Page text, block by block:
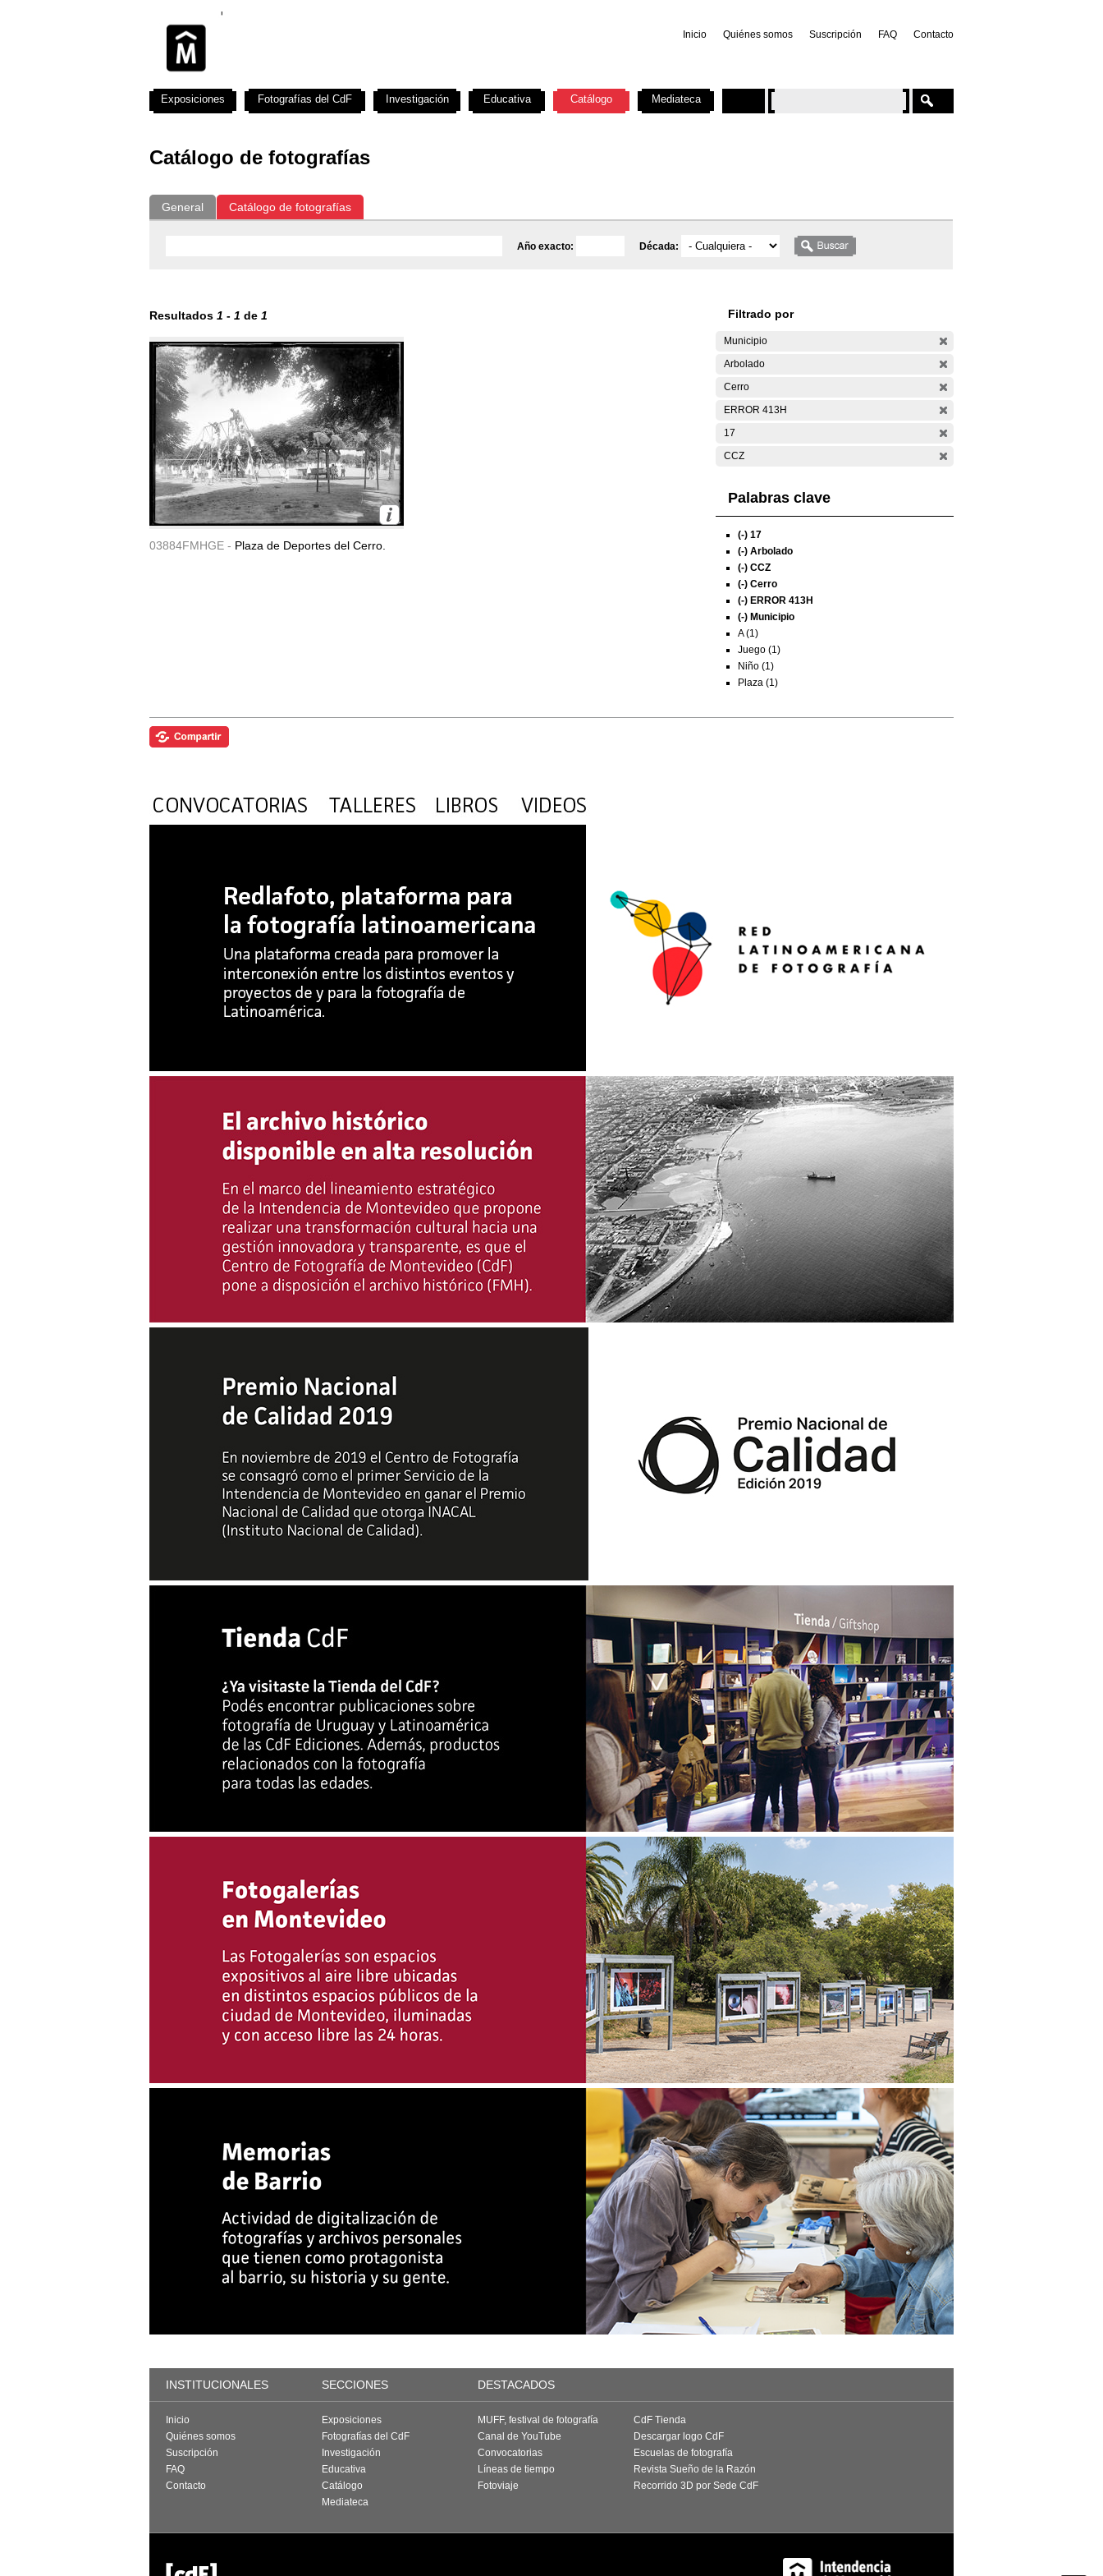
Inicio Quiénes somos Suscripción FAQ Contacto
Catálogo de fotografías
General Catálogo de fotografías
Año exacto: Década:
Resultados 1 - 1 de 1
03884FMHGE - Plaza de Deportes del Cerro.
Filtrado por
Municipio
Arbolado
Cerro
ERROR 413H
17
CCZ
Palabras clave
(-) 17
(-) Arbolado
(-) CCZ
(-) Cerro
(-) ERROR 413H
(-) Municipio
A (1)
Juego (1)
Niño (1)
Plaza (1)
Exposiciones Fotografías del CdF Investigación Educativa Catálogo Mediateca
INSTITUCIONALES SECCIONES DESTACADOS
Inicio
Quiénes somos
Suscripción
FAQ
Contacto
Exposiciones
Fotografías del CdF
Investigación
Educativa
Catálogo
Mediateca
MUFF, festival de fotografía
Canal de YouTube
Convocatorias
Líneas de tiempo
Fotoviaje
CdF Tienda
Descargar logo CdF
Escuelas de fotografía
Revista Sueño de la Razón
Recorrido 3D por Sede CdF